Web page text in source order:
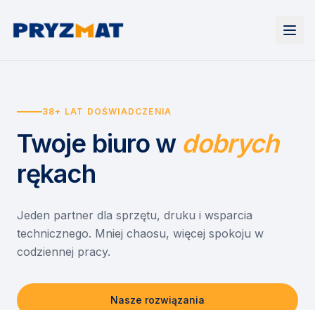
Urządzenia
Drukarki i urządzenia wielofunkcyjne
Etykiety i identyfikacja
Skanery i obieg dokumentów
Monitory interaktywne
Niszczarki dokumentów
Wynajem drukarek
Wynajem urządzeń biurowych
Asystent druku
EZD RP
Misja szkoła
Serwis
O nas
Kontakt
38+ LAT DOŚWIADCZENIA
Twoje biuro w dobrych
rękach
Jeden partner dla sprzętu, druku i wsparcia
technicznego. Mniej chaosu, więcej spokoju w
codziennej pracy.
Nasze rozwiązania